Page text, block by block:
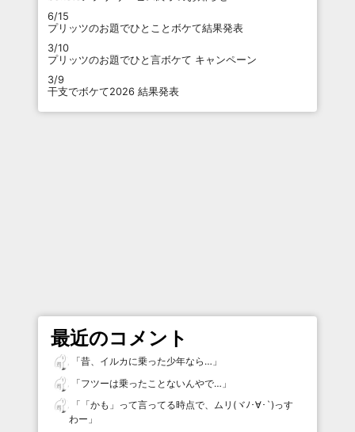
6/15
プリッツのお題でひとことボケて結果発表
3/10
プリッツのお題でひと言ボケて キャンペーン
3/9
干支でボケて2026 結果発表
最近のコメント
「昔、イルカに乗った少年なら… 」
「フツーは乗ったことないんやで… 」
「 「かも」って言ってる時点で、ムリ(ヾﾉ･∀･`)っす
わー 」